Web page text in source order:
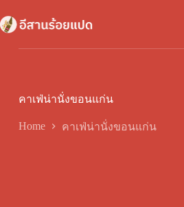
to
content
คาเฟ่น่านั่งขอนแก่น
Home คาเฟ่น่านั่งขอนแก่น